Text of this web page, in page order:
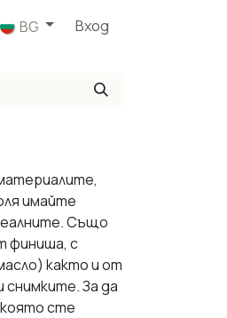
BG Вход
имайте
Също
финиша, с
както и от
За да
сте